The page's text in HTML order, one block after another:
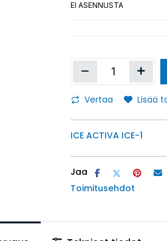
EI ASENNUSTA
Vertaa Lisää
ICE ACTIVA ICE-1
Jaa
Toimitusehdot